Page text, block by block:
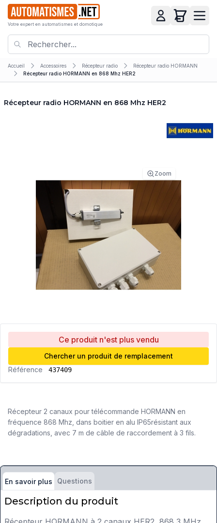
Votre expert en automatismes et domotique
Accueil Accessoires Récepteur radio
Récepteur radio HORMANN
Récepteur radio HORMANN en 868 Mhz HER2
Récepteur radio HORMANN en 868 Mhz HER2
Zoom
Ce produit n'est plus vendu
Chercher un produit de remplacement
Référence
437409
Récepteur 2 canaux pour télécommande HORMANN en
fréquence 868 Mhz, dans boitier en alu IP65résistant aux
dégradations, avec 7 m de câble de raccordement à 3 fils.
En savoir plus Questions
Description du produit